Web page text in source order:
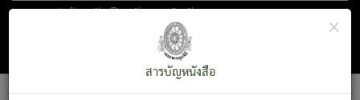
ตอน 1 ว่าด้วย สัตว์โลกกับจตุราริยสัจ
สารบัญ×
สารบัญหนังสือ